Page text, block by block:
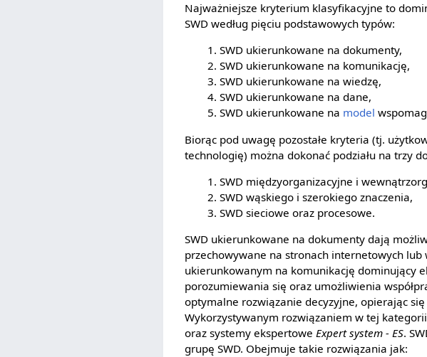
Najważniejsze kryterium klasyfikacyjne to
SWD według pięciu podstawowych typów:
SWD ukierunkowane na dokumenty,
SWD ukierunkowane na komunikację,
SWD ukierunkowane na wiedzę,
SWD ukierunkowane na dane,
SWD ukierunkowane na model
Biorąc pod uwagę pozostałe kryteria (tj.
technologię) można dokonać podziału na trzy
SWD międzyorganizacyjne i
SWD wąskiego i szerokiego znaczenia,
SWD sieciowe oraz procesowe.
SWD ukierunkowane na dokumenty dają
przechowywane na stronach internetowych
ukierunkowanym na komunikację dominujący
porozumiewania się oraz umożliwienia
optymalne rozwiązanie decyzyjne, opierając
Wykorzystywanym rozwiązaniem w tej
oraz systemy ekspertowe Expert system - ES.
grupę SWD. Obejmuje takie rozwiązania jak: